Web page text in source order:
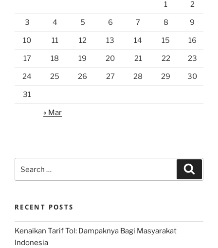
1 2
3 4 5 6 7 8 9
10 11 12 13 14 15 16
17 18 19 20 21 22 23
24 25 26 27 28 29 30
31
« Mar
for:
RECENT POSTS
Kenaikan Tarif Tol: Dampaknya Bagi Masyarakat
Indonesia